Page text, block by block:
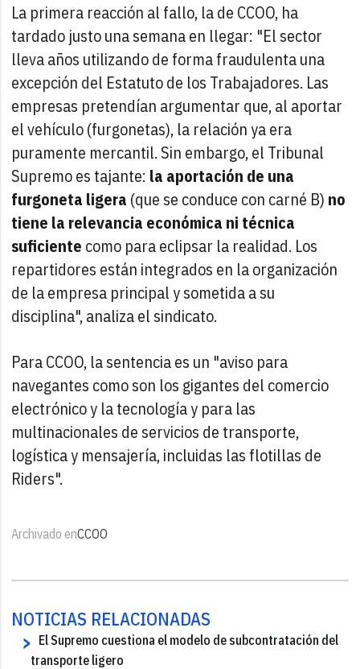
La primera reacción al fallo, la de CCOO, ha
tardado justo una semana en llegar: "El sector
lleva años utilizando de forma fraudulenta una
excepción del Estatuto de los Trabajadores. Las
empresas pretendían argumentar que, al aportar
el vehículo (furgonetas), la relación ya era
puramente mercantil. Sin embargo, el Tribunal
Supremo es tajante: la aportación de una
furgoneta ligera (que se conduce con carné B) no
tiene la relevancia económica ni técnica
suficiente como para eclipsar la realidad. Los
repartidores están integrados en la organización
de la empresa principal y sometida a su
disciplina", analiza el sindicato.
Para CCOO, la sentencia es un "aviso para
navegantes como son los gigantes del comercio
electrónico y la tecnología y para las
multinacionales de servicios de transporte,
logística y mensajería, incluidas las flotillas de
Riders".
Archivado enCCOO
NOTICIAS RELACIONADAS
El Supremo cuestiona el modelo de subcontratación del
transporte ligero